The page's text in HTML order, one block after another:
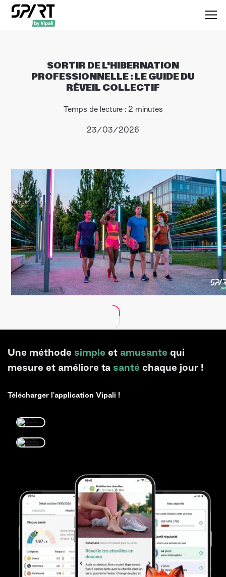
SORTIR DE L'HIBERNATION
PROFESSIONNELLE : LE GUIDE DU
RÉVEIL COLLECTIF
Temps de lecture : 2 minutes
23/03/2026
Une méthode simple et amusante qui
mesure et améliore ta santé chaque jour !
Télécharger l'application Vipali !